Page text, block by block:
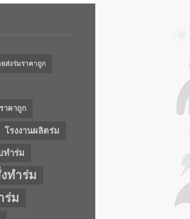
ส่งร่มราคาถูก
าคาถูก
โรงงานผลิตร่ม
ทำร่ม
ทำร่ม
ร่ม